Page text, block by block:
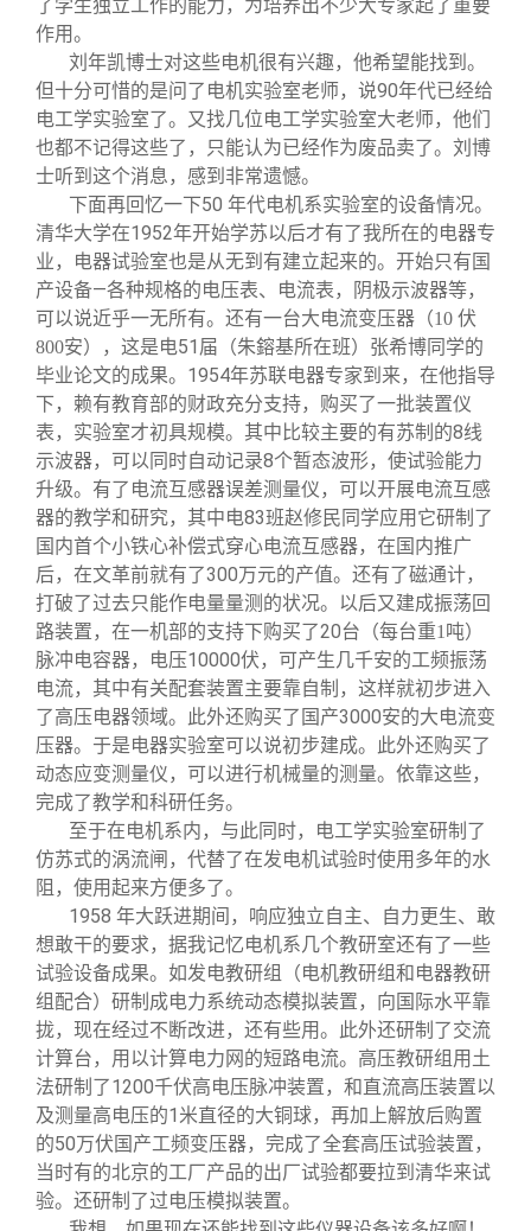
了学生独立工作的能力，为培养出不少大专家起了重要
作用。
刘年凯博士对这些电机很有兴趣，他希望能找到。
但十分可惜的是问了电机实验室老师，说90年代已经给
电工学实验室了。又找几位电工学实验室大老师，他们
也都不记得这些了，只能认为已经作为废品卖了。刘博
士听到这个消息，感到非常遗憾。
下面再回忆一下50 年代电机系实验室的设备情况。
清华大学在1952年开始学苏以后才有了我所在的电器专
业，电器试验室也是从无到有建立起来的。开始只有国
产设备—各种规格的电压表、电流表，阴极示波器等，
可以说近乎一无所有。还有一台大电流变压器 （10 伏
800安）
，这是电51届 （朱鎔基所在班） 张希博同学的
毕业论文的成果。1954年苏联电器专家到来，在他指导
下，赖有教育部的财政充分支持，购买了一批装置仪
表，实验室才初具规模。其中比较主要的有苏制的8线
示波器，可以同时自动记录8个暂态波形，使试验能力
升级。有了电流互感器误差测量仪，可以开展电流互感
器的教学和研究，其中电83班赵修民同学应用它研制了
国内首个小铁心补偿式穿心电流互感器，在国内推广
后，在文革前就有了300万元的产值。还有了磁通计，
打破了过去只能作电量量测的状况。以后又建成振荡回
路装置，在一机部的支持下购买了20台 （每台重1吨）
脉冲电容器，电压10000伏，可产生几千安的工频振荡
电流，其中有关配套装置主要靠自制，这样就初步进入
了高压电器领域。此外还购买了国产3000安的大电流变
压器。于是电器实验室可以说初步建成。此外还购买了
动态应变测量仪，可以进行机械量的测量。依靠这些，
完成了教学和科研任务。
至于在电机系内，与此同时，电工学实验室研制了
仿苏式的涡流闸，代替了在发电机试验时使用多年的水
阻，使用起来方便多了。
1958 年大跃进期间，响应独立自主、自力更生、敢
想敢干的要求，据我记忆电机系几个教研室还有了一些
试验设备成果。如发电教研组
（电机教研组和电器教研
组配合） 研制成电力系统动态模拟装置，向国际水平靠
拢，现在经过不断改进，还有些用。此外还研制了交流
计算台，用以计算电力网的短路电流。高压教研组用土
法研制了1200千伏高电压脉冲装置，和直流高压装置以
及测量高电压的1米直径的大铜球，再加上解放后购置
的50万伏国产工频变压器，完成了全套高压试验装置，
当时有的北京的工厂产品的出厂试验都要拉到清华来试
验。还研制了过电压模拟装置。